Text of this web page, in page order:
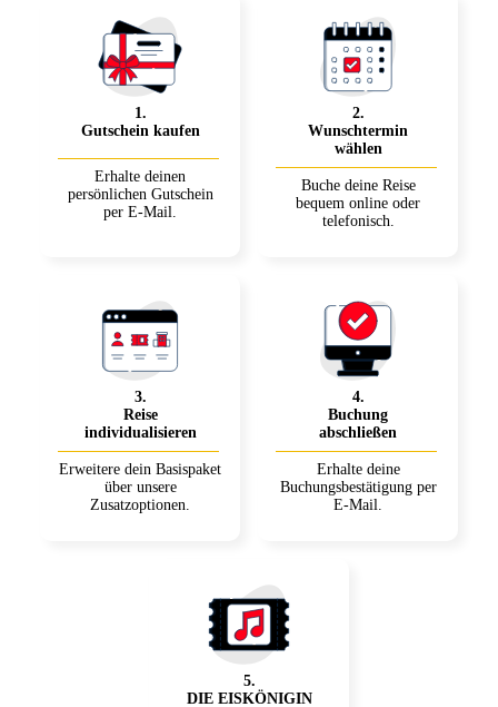
1.
Gutschein kaufen
Erhalte deinen
persönlichen Gutschein
per E-Mail.
2.
Wunschtermin
wählen
Buche deine Reise
bequem online oder
telefonisch.
3.
Reise
individualisieren
Erweitere dein Basispaket
über unsere
Zusatzoptionen.
4.
Buchung
abschließen
Erhalte deine
Buchungsbestätigung per
E-Mail.
5.
DIE EISKÖNIGIN